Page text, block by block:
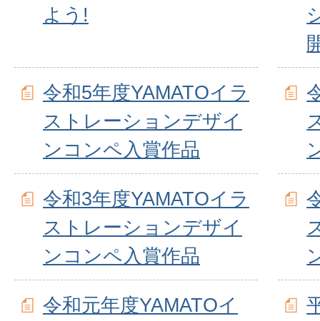
よう!
令和5年度YAMATOイラ
ストレーションデザイ
ンコンペ入賞作品
令和3年度YAMATOイラ
ストレーションデザイ
ンコンペ入賞作品
令和元年度YAMATOイ